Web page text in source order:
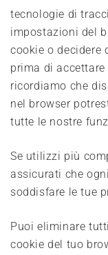
tecnologie di
impostazioni del
cookie o decidere
prima di
ricordiamo che
nel browser
tutte le nostre
Se utilizzi più
assicurati che
soddisfare le tue
Puoi eliminare
cookie del tuo